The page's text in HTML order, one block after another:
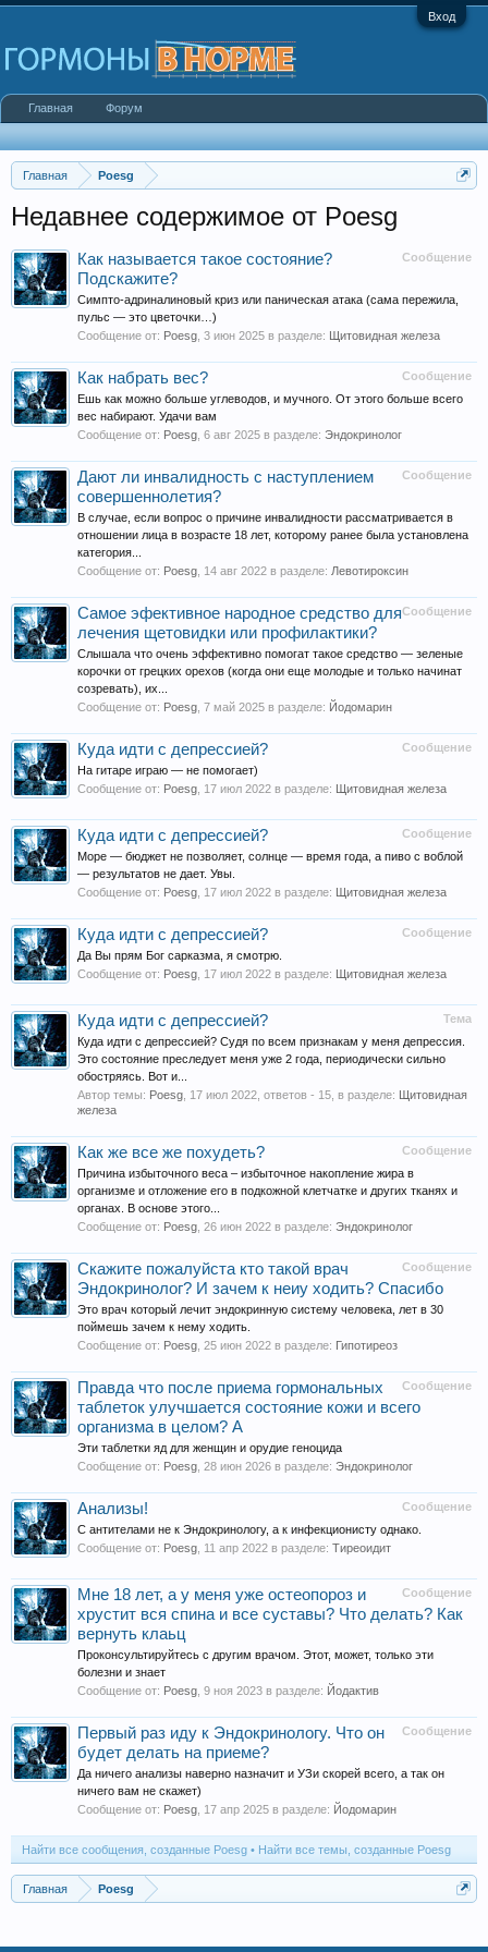
Вход
Главная Poesg
Недавнее содержимое от Poesg
Сообщение
Как называется такое состояние?
Подскажите?
Симпто-адриналиновый криз или паническая атака (сама пережила,
пульс — это цветочки…)
Сообщение от: Poesg 3 июн 2025 в разделе: Щитовидная железа
Сообщение
Как набрать вес?
Ешь как можно больше углеводов, и мучного. От этого больше всего
вес набирают. Удачи вам
Сообщение от: Poesg 6 авг 2025 в разделе: Эндокринолог
Сообщение
Дают ли инвалидность с наступлением
совершеннолетия?
В случае, если вопрос о причине инвалидности рассматривается в
отношении лица в возрасте 18 лет, которому ранее была установлена
категория...
Сообщение от: Poesg 14 авг 2022 в разделе: Левотироксин
Сообщение
Самое эфективное народное средство для
лечения щетовидки или профилактики?
Слышала что очень эффективно помогат такое средство — зеленые
корочки от грецких орехов (когда они еще молодые и только начинат
созревать), их...
Сообщение от: Poesg 7 май 2025 в разделе: Йодомарин
Сообщение
Куда идти с депрессией?
На гитаре играю — не помогает)
Сообщение от: Poesg 17 июл 2022 в разделе: Щитовидная железа
Сообщение
Куда идти с депрессией?
Море — бюджет не позволяет, солнце — время года, а пиво с воблой
— результатов не дает. Увы.
Сообщение от: Poesg 17 июл 2022 в разделе: Щитовидная железа
Сообщение
Куда идти с депрессией?
Да Вы прям Бог сарказма, я смотрю.
Сообщение от: Poesg 17 июл 2022 в разделе: Щитовидная железа
Тема
Куда идти с депрессией?
Куда идти с депрессией? Судя по всем признакам у меня депрессия.
Это состояние преследует меня уже 2 года, периодически сильно
обостряясь. Вот и...
Автор темы: Poesg 17 июл 2022 , ответов - 15, в разделе: Щитовидная
железа
Сообщение
Как же все же похудеть?
Причина избыточного веса – избыточное накопление жира в
организме и отложение его в подкожной клетчатке и других тканях и
органах. В основе этого...
Сообщение от: Poesg 26 июн 2022 в разделе: Эндокринолог
Сообщение
Скажите пожалуйста кто такой врач
Эндокринолог? И зачем к неиу ходить? Спасибо
Это врач который лечит эндокринную систему человека, лет в 30
поймешь зачем к нему ходить.
Сообщение от: Poesg 25 июн 2022 в разделе: Гипотиреоз
Сообщение
Правда что после приема гормональных
таблеток улучшается состояние кожи и всего
организма в целом? А
Эти таблетки яд для женщин и орудие геноцида
Сообщение от: Poesg 28 июн 2026 в разделе: Эндокринолог
Сообщение
Анализы!
С антителами не к Эндокринологу, а к инфекционисту однако.
Сообщение от: Poesg 11 апр 2022 в разделе: Тиреоидит
Сообщение
Мне 18 лет, а у меня уже остеопороз и
хрустит вся спина и все суставы? Что делать? Как
вернуть клаьц
Проконсультируйтесь с другим врачом. Этот, может, только эти
болезни и знает
Сообщение от: Poesg 9 ноя 2023 в разделе: Йодактив
Сообщение
Первый раз иду к Эндокринологу. Что он
будет делать на приеме?
Да ничего анализы наверно назначит и УЗи скорей всего, а так он
ничего вам не скажет)
Сообщение от: Poesg 17 апр 2025 в разделе: Йодомарин
Найти все сообщения, созданные Poesg Найти все темы, созданные Poesg
Главная Poesg
Главная Форум